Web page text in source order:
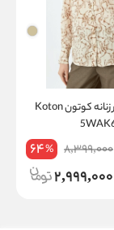
شومیز طرح دار زنانه کوتون Koton
8,399,000
64%
2,999,000